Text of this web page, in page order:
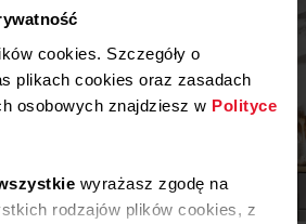
cookies. Szczegóły o
plikach cookies oraz zasadach
osobowych znajdziesz w Polityce
wyrażasz zgodę na
rodzajów plików cookies, z